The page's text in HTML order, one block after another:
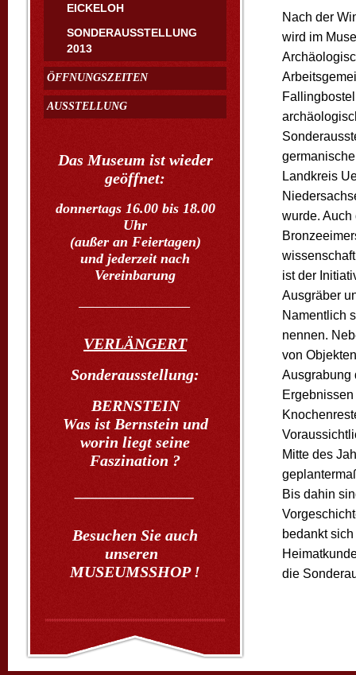
EICKELOH
SONDERAUSSTELLUNG
2013
ÖFFNUNGSZEITEN
AUSSTELLUNG
Das Museum ist wieder
geöffnet:
donnertags 16.00 bis 18.00
Uhr
(außer an Feiertagen)
und jederzeit nach
Vereinbarung
VERLÄNGERT
Sonderausstellung:
BERNSTEIN
Was ist Bernstein und
worin liegt seine
Faszination ?
Besuchen Sie auch
unseren
MUSEUMSSHOP !
Nach der
wird im
Landkreis
wurde.
ist der
Ausgräber
Namentlich
nennen.
von
Ausgrabung
Mitte des
Bis dahin
bedankt
die